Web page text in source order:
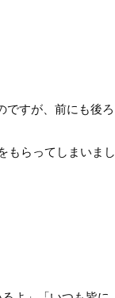
ですが、前にも後ろ
もらってしまいまし